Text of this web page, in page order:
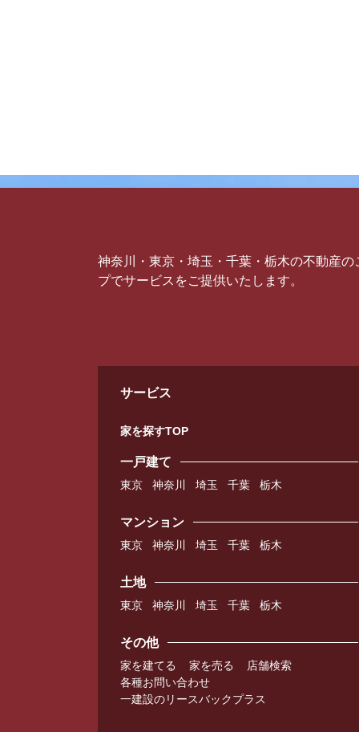
神奈川・東京・埼玉・千葉・栃木の不動産
プでサービスをご提供いたします。
サービス
家を探すTOP
一戸建て
東京 神奈川 埼玉 千葉 栃木
マンション
東京 神奈川 埼玉 千葉 栃木
土地
東京 神奈川 埼玉 千葉 栃木
その他
家を建てる 家を売る
店舗検索
各種お問い合わせ
一建設のリースバックプラス